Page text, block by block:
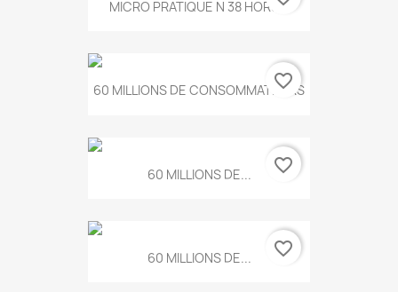
MICRO PRATIQUE N 38 HORS...
60 MILLIONS DE CONSOMMATEURS
favorite_border
60 MILLIONS DE... favorite_border
60 MILLIONS DE... favorite_border